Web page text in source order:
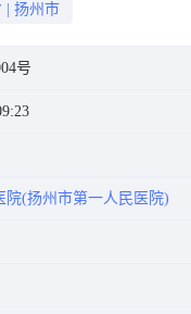
扬州市
号
院(扬州市第一人民医院)